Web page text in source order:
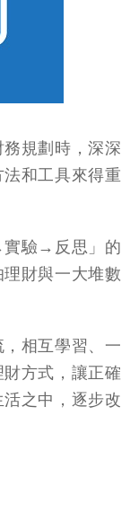
規劃時，深深
和工具來得重
驗→反思」的
財與一大堆數
相互學習、一
方式，讓正確
之中，逐步改